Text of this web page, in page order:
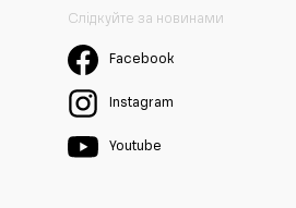
Слідкуйте за новинами
Facebook
Instagram
Youtube